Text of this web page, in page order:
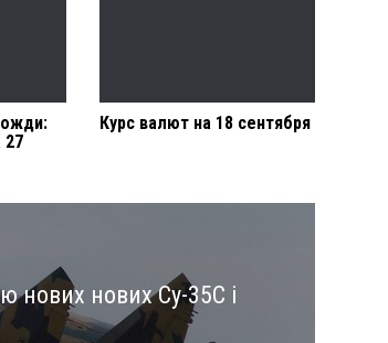
27
Курс валют на 18 сентября
нових нових Су-35С і